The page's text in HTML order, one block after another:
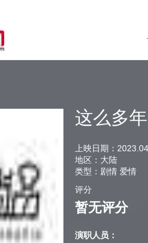
这么多年
上映日期：
地区： 大陆
类型： 剧情 爱情
评分
暂无评分
演职人员：